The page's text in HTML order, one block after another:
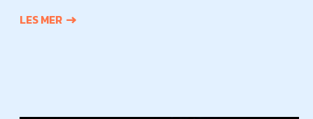
LES MER